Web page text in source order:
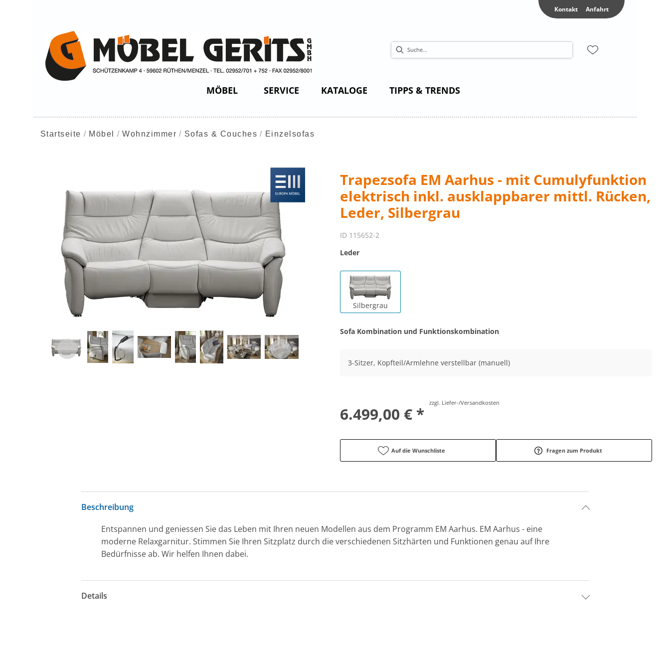
Kontakt Anfahrt
MÖBEL SERVICE KATALOGE TIPPS & TRENDS
Startseite Möbel Wohnzimmer Sofas & Couches Einzelsofas
Trapezsofa EM Aarhus - mit Cumulyfunktion
elektrisch inkl. ausklappbarer mittl. Rücken,
Leder, Silbergrau
ID 115652-2
Leder
Silbergrau
Sofa Kombination und Funktionskombination
3-Sitzer, Kopfteil/Armlehne verstellbar (manuell)
6.499,00 € *
zzgl. Liefer-/Versandkosten
Auf die Wunschliste Fragen zum Produkt
Beschreibung
Entspannen und geniessen Sie das Leben mit Ihren neuen Modellen aus dem Programm EM Aarhus. EM Aarhus - eine
moderne Relaxgarnitur. Stimmen Sie Ihren Sitzplatz durch die verschiedenen Sitzhärten und Funktionen genau auf Ihre
Bedürfnisse ab. Wir helfen Ihnen dabei.
Details